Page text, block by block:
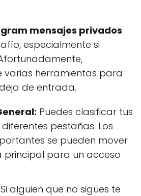
mensajes privados
especialmente si
varias herramientas para
de entrada.
Puedes clasificar tus
pestañas. Los
se pueden mover
principal para un acceso
Si alguien que no sigues te